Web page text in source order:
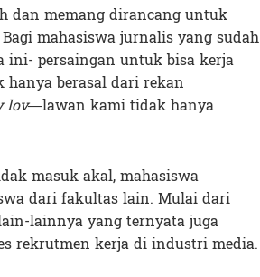
dan memang dirancang untuk
mahasiswa jurnalis yang sudah
ini- persaingan untuk bisa kerja
berasal dari rekan
lov—lawan kami tidak hanya
masuk akal, mahasiswa
dari fakultas lain. Mulai dari
lainnya yang ternyata juga
rekrutmen kerja di industri media.